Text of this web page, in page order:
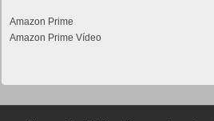
Amazon Prime
Amazon Prime Vídeo